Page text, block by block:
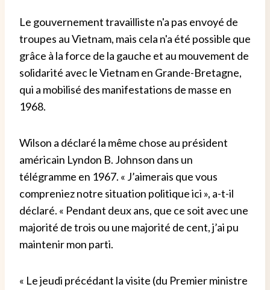
Le gouvernement travailliste n'a pas envoyé de
troupes au Vietnam, mais cela n'a été possible que
grâce à la force de la gauche et au mouvement de
solidarité avec le Vietnam en Grande-Bretagne,
qui a mobilisé des manifestations de masse en
1968.
Wilson a déclaré la même chose au président
américain Lyndon B. Johnson dans un
télégramme en 1967. « J’aimerais que vous
compreniez notre situation politique ici », a-t-il
déclaré. « Pendant deux ans, que ce soit avec une
majorité de trois ou une majorité de cent, j’ai pu
maintenir mon parti.
« Le jeudi précédant la visite (du Premier ministre